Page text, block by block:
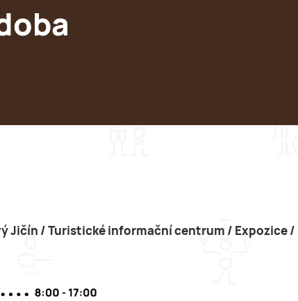
Jičín / Turistické informační centrum / Expozice /